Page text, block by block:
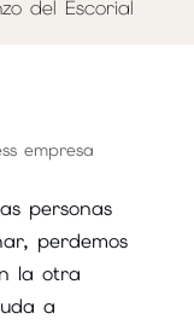
del Escorial
empresa
personas
perdemos
la otra
a